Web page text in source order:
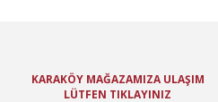
KARAKÖY MAĞAZAMIZA ULAŞIM
LÜTFEN TIKLAYINIZ